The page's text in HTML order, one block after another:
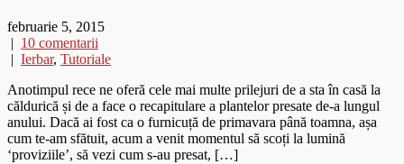
februarie 5, 2015
| 10 comentarii
| Ierbar, Tutoriale
Anotimpul rece ne oferă cele mai multe prilejuri de a sta în casă la
căldurică și de a face o recapitulare a plantelor presate de-a lungul
anului. Dacă ai fost ca o furnicuță de primavara până toamna, așa
cum te-am sfătuit, acum a venit momentul să scoți la lumină
‘proviziile’, să vezi cum s-au presat, […]